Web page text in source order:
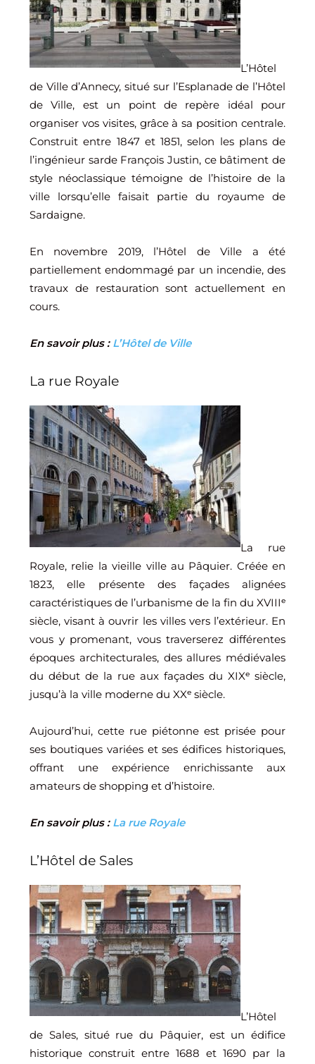
L’Hôtel
de Ville d’Annecy, situé sur l’Esplanade de l’Hôtel
de Ville, est un point de repère idéal pour
organiser vos visites, grâce à sa position centrale.
Construit entre 1847 et 1851, selon les plans de
l’ingénieur sarde François Justin, ce bâtiment de
style néoclassique témoigne de l’histoire de la
ville lorsqu’elle faisait partie du royaume de
Sardaigne.
En novembre 2019, l’Hôtel de Ville a été
partiellement endommagé par un incendie, des
travaux de restauration sont actuellement en
cours.
En savoir plus : L’Hôtel de Ville
La rue Royale
La rue
Royale, relie la vieille ville au Pâquier. Créée en
1823, elle présente des façades alignées
caractéristiques de l’urbanisme de la fin du XVIIIᵉ
siècle, visant à ouvrir les villes vers l’extérieur. En
vous y promenant, vous traverserez différentes
époques architecturales, des allures médiévales
du début de la rue aux façades du XIXᵉ siècle,
jusqu’à la ville moderne du XXᵉ siècle.
Aujourd’hui, cette rue piétonne est prisée pour
ses boutiques variées et ses édifices historiques,
offrant une expérience enrichissante aux
amateurs de shopping et d’histoire.
En savoir plus : La rue Royale
L’Hôtel de Sales
L’Hôtel
de Sales, situé rue du Pâquier, est un édifice
historique construit entre 1688 et 1690 par la